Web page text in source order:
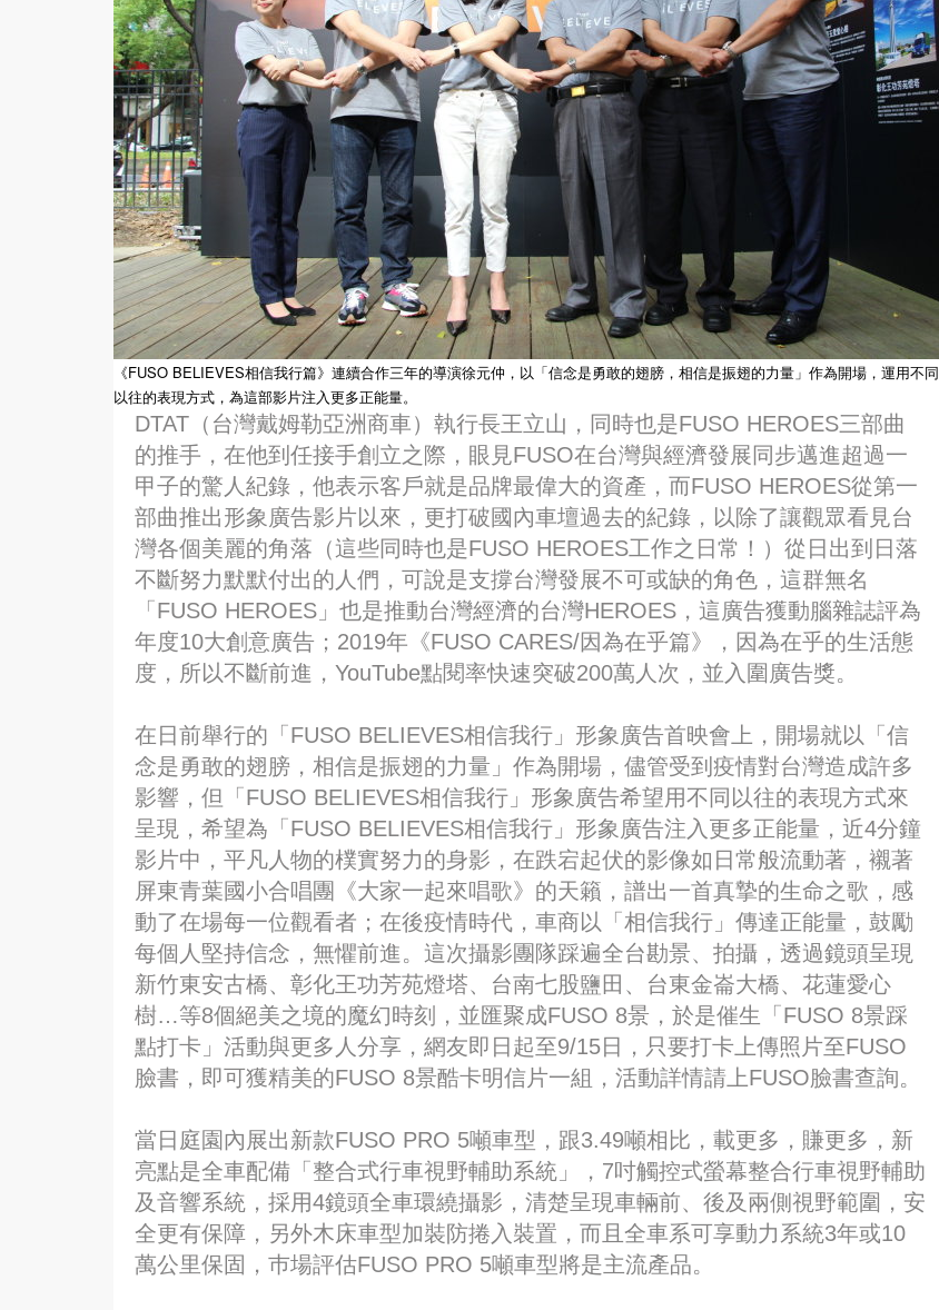
《FUSO BELIEVES相信我行篇》連續合作三年的導演徐元仲，以「信念是勇敢的翅膀，相信是振翅的力量」作為開場，運用不同
以往的表現方式，為這部影片注入更多正能量。
DTAT（台灣戴姆勒亞洲商車）執行長王立山，同時也是FUSO HEROES三部曲
的推手，在他到任接手創立之際，眼見FUSO在台灣與經濟發展同步邁進超過一
甲子的驚人紀錄，他表示客戶就是品牌最偉大的資產，而FUSO HEROES從第一
部曲推出形象廣告影片以來，更打破國內車壇過去的紀錄，以除了讓觀眾看見台
灣各個美麗的角落（這些同時也是FUSO HEROES工作之日常！）從日出到日落
不斷努力默默付出的人們，可說是支撐台灣發展不可或缺的角色，這群無名
「FUSO HEROES」也是推動台灣經濟的台灣HEROES，這廣告獲動腦雜誌評為
年度10大創意廣告；2019年《FUSO CARES/因為在乎篇》，因為在乎的生活態
度，所以不斷前進，YouTube點閱率快速突破200萬人次，並入圍廣告獎。
在日前舉行的「FUSO BELIEVES相信我行」形象廣告首映會上，開場就以「信
念是勇敢的翅膀，相信是振翅的力量」作為開場，儘管受到疫情對台灣造成許多
影響，但「FUSO BELIEVES相信我行」形象廣告希望用不同以往的表現方式來
呈現，希望為「FUSO BELIEVES相信我行」形象廣告注入更多正能量，近4分鐘
影片中，平凡人物的樸實努力的身影，在跌宕起伏的影像如日常般流動著，襯著
屏東青葉國小合唱團《大家一起來唱歌》的天籟，譜出一首真摯的生命之歌，感
動了在場每一位觀看者；在後疫情時代，車商以「相信我行」傳達正能量，鼓勵
每個人堅持信念，無懼前進。這次攝影團隊踩遍全台勘景、拍攝，透過鏡頭呈現
新竹東安古橋、彰化王功芳苑燈塔、台南七股鹽田、台東金崙大橋、花蓮愛心
樹…等8個絕美之境的魔幻時刻，並匯聚成FUSO 8景，於是催生「FUSO 8景踩
點打卡」活動與更多人分享，網友即日起至9/15日，只要打卡上傳照片至FUSO
臉書，即可獲精美的FUSO 8景酷卡明信片一組，活動詳情請上FUSO臉書查詢。
當日庭園內展出新款FUSO PRO 5噸車型，跟3.49噸相比，載更多，賺更多，新
亮點是全車配備「整合式行車視野輔助系統」，7吋觸控式螢幕整合行車視野輔助
及音響系統，採用4鏡頭全車環繞攝影，清楚呈現車輛前、後及兩側視野範圍，安
全更有保障，另外木床車型加裝防捲入裝置，而且全車系可享動力系統3年或10
萬公里保固，巿場評估FUSO PRO 5噸車型將是主流產品。